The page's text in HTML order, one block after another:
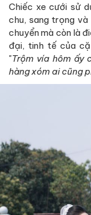
Chiếc xe cưới sử
chu, sang trọng
chuyển mà còn là
đại, tinh tế của
"Trộm vía hôm ấy
hàng xóm ai cũng